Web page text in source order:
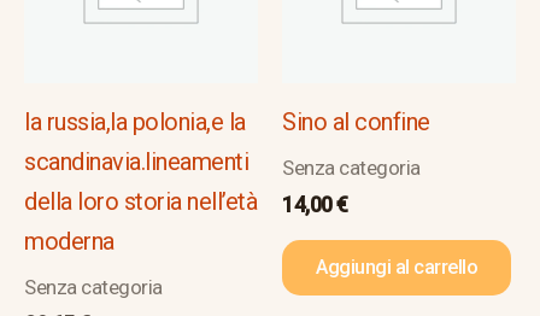
la russia,la polonia,e la
scandinavia.lineamenti
della loro storia nell’età
moderna
Senza categoria
Sino al confine
Senza categoria
14,00€
Aggiungi al carrello